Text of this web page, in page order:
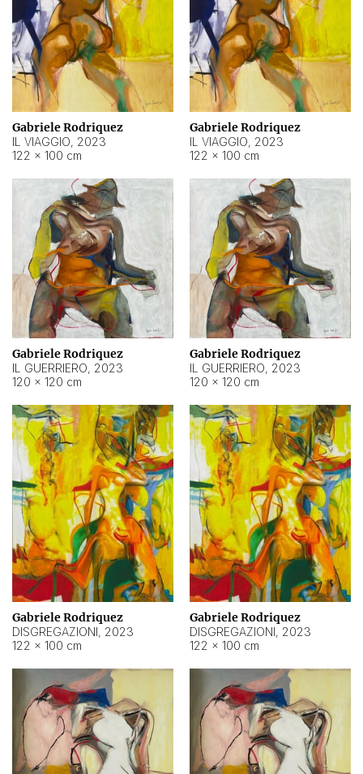
Gabriele Rodriquez
IL VIAGGIO, 2023
122 × 100 cm
Gabriele Rodriquez
IL VIAGGIO, 2023
122 × 100 cm
Gabriele Rodriquez
IL GUERRIERO, 2023
120 × 120 cm
Gabriele Rodriquez
IL GUERRIERO, 2023
120 × 120 cm
Gabriele Rodriquez
DISGREGAZIONI, 2023
122 × 100 cm
Gabriele Rodriquez
DISGREGAZIONI, 2023
122 × 100 cm